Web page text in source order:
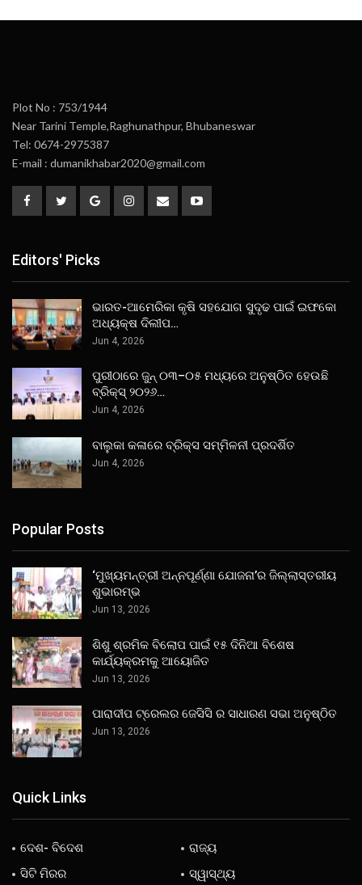
Plot No : 753/1944
Near Tarini Temple,Raghunathpur, Bhubaneswar
Tel: 0674-2975387
E-mail : dumanikhabar2020@gmail.com
Editors' Picks
ଭାରତ-ଆମେରିକା କୃଷି ସହଯୋଗ ସୁଦୃଢ ପାଇଁ ଇଫକୋ
ଅଧ୍ୟକ୍ଷ ଦିଲୀପ…
Jun 4, 2026
ପୁରୀଠାରେ ଜୁନ୍ ୦୩–୦୫ ମଧ୍ୟରେ ଅନୁଷ୍ଠିତ ହେଉଛି
ବ୍ରିକ୍ସ୍ ୨୦୨୬…
Jun 4, 2026
ବାଲୁକା କଳାରେ ବ୍ରିକ୍ସ ସମ୍ମିଳନୀ ପ୍ରଦର୍ଶିତ
Jun 4, 2026
Popular Posts
‘ମୁଖ୍ୟମନ୍ତ୍ରୀ ଅନ୍ନପୂର୍ଣ୍ଣା ଯୋଜନା’ର ଜିଲ୍ଲାସ୍ତରୀୟ
ଶୁଭାରମ୍ଭ
Jun 13, 2026
ଶିଶୁ ଶ୍ରମିକ ବିଲୋପ ପାଇଁ ୧୫ ଦିନିଆ ବିଶେଷ
କାର୍ଯ୍ୟକ୍ରମକୁ ଆୟୋଜିତ
Jun 13, 2026
ପାରାଦୀପ ଟ୍ରେଲର ଜେସିସି ର ସାଧାରଣ ସଭା ଅନୁଷ୍ଠିତ
Jun 13, 2026
Quick Links
ଦେଶ- ବିଦେଶ
ରାଜ୍ୟ
ସିଟି ମିରର
ସ୍ୱାସ୍ଥ୍ୟ